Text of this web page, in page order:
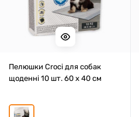
Пелюшки Croci для собак
щоденні 10 шт. 60 x 40 см